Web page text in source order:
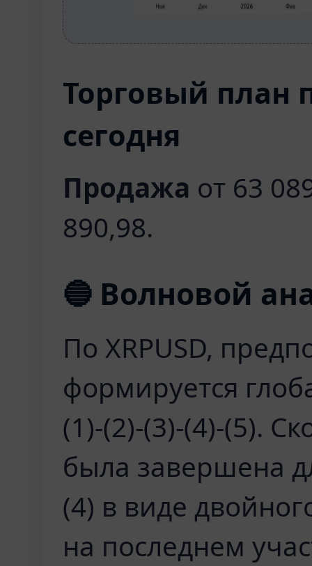
Торговый план
сегодня
Продажа от 63
890,98.
🔵 Волновой
По XRPUSD,
формируется
(1)-(2)-(3)-(4)-(5).
была завершена
(4) в виде
на последнем